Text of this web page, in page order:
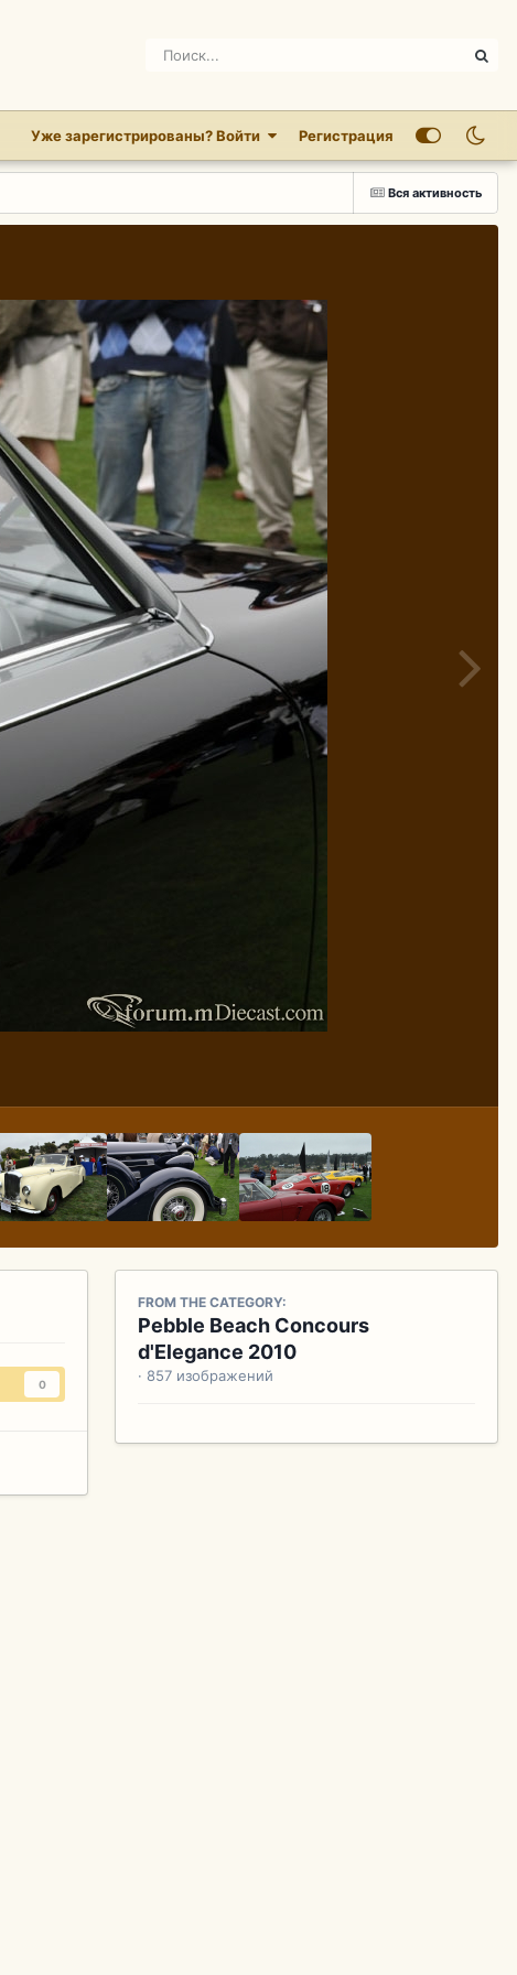
Уже зарегистрированы? Войти Регистрация
Вся активность
0
FROM THE CATEGORY:
Pebble Beach Concours
d'Elegance 2010
· 857 изображений